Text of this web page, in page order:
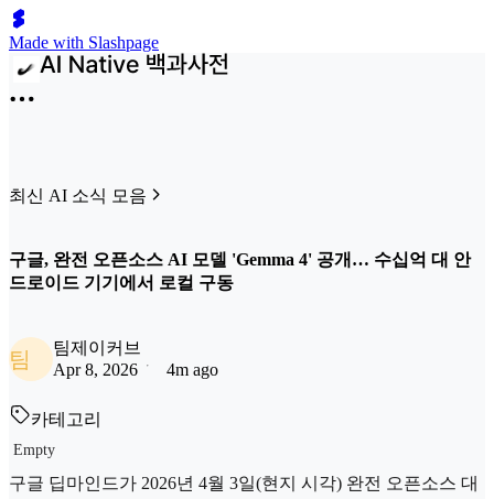
Made with Slashpage
최신 AI 소식 모음
구글, 완전 오픈소스 AI 모델 'Gemma 4' 공개… 수십억 대 안
드로이드 기기에서 로컬 구동
팀
팀제이커브
Apr 8, 2026
4m ago
카테고리
Empty
구글 딥마인드가 2026년 4월 3일(현지 시각) 완전 오픈소스 대